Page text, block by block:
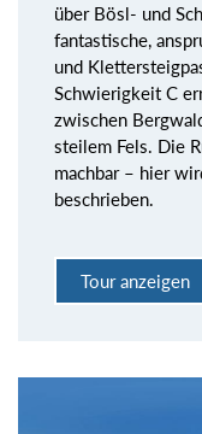
über Bösl- und
fantastische,
und
Schwierigkeit C
zwischen
steilem Fels. Die
machbar – hier
beschrieben.
Tour anzeigen